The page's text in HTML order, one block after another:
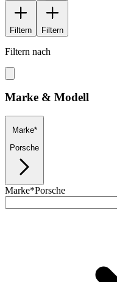
Filtern Filtern
Filtern nach
Marke & Modell
Marke*
Porsche
Marke*Porsche